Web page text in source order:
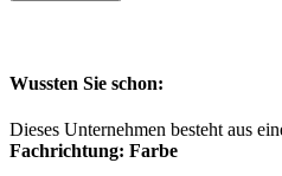
Wussten Sie schon:
Dieses Unternehmen besteht aus
Fachrichtung: Farbe